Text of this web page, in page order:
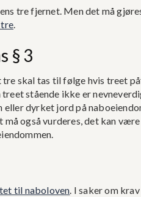
tre fjernet. Men det må
tre.
§ 3
skal tas til følge hvis treet
stående ikke er
eller dyrket jord på
må også vurderes, det kan
til naboloven. I saker om